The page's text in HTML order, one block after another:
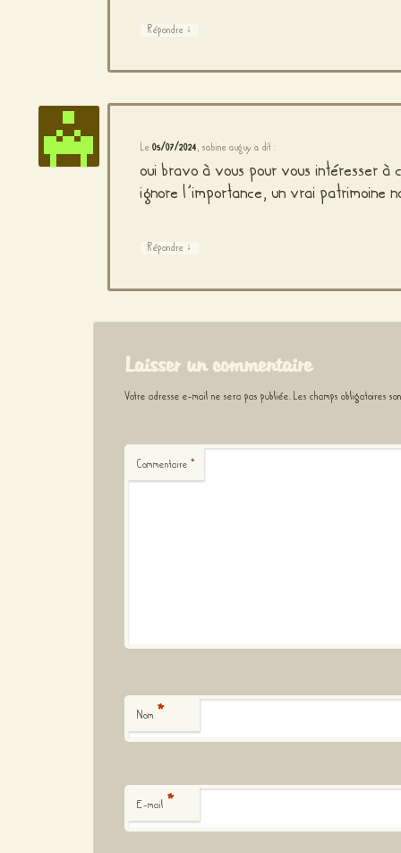
Répondre ↓
Le05/07/2024,sabine auguya dit :
oui bravo à vous pour vous intéresser
ignore l’importance, un vrai patrimoine
Répondre ↓
Laisser un commentaire
Votre adresse e-mail ne sera pas publiée.Les champs obligatoires
Commentaire *
Nom *
E-mail *